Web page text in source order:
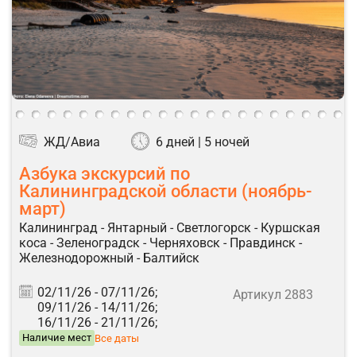
ЖД/Авиа 6 дней | 5 ночей
Азбука экскурсий по
Калининградской области (ноябрь-
март)
Калининград - Янтарный - Светлогорск - Куршская
коса - Зеленоградск - Черняховск - Правдинск -
Железнодорожный - Балтийск
02/11/26 - 07/11/26;
09/11/26 - 14/11/26;
16/11/26 - 21/11/26;
Наличие мест Все даты
Артикул 2883